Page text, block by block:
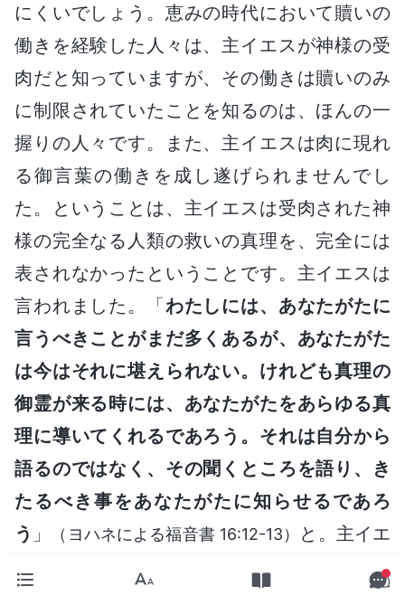
にくいでしょう。恵みの時代において贖いの
働きを経験した人々は、主イエスが神様の受
肉だと知っていますが、その働きは贖いのみ
に制限されていたことを知るのは、ほんの一
握りの人々です。また、主イエスは肉に現れ
る御言葉の働きを成し遂げられませんでし
た。ということは、主イエスは受肉された神
様の完全なる人類の救いの真理を、完全には
表されなかったということです。主イエスは
言われました。「わたしには、あなたがたに
言うべきことがまだ多くあるが、あなたがた
は今はそれに堪えられない。けれども真理の
御霊が来る時には、あなたがたをあらゆる真
理に導いてくれるであろう。それは自分から
語るのではなく、その聞くところを語り、き
たるべき事をあなたがたに知らせるであろ
う 」 （ヨハネによる福音書 16:12-13）
と。主イエ
スは人の子として肉となりお戻りになられま